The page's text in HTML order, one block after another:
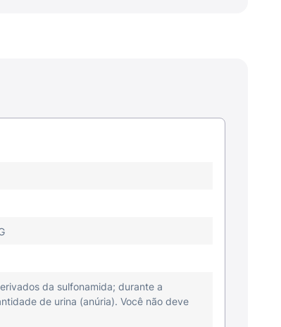
da sulfonamida; durante a
de urina (anúria). Você não deve